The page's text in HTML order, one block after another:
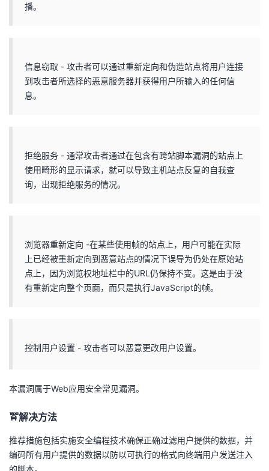
播。
信息窃取 - 攻击者可以通过重新定向和伪造站点将用户连接
到攻击者所选择的恶意服务器并获得用户所输入的任何信
息。
拒绝服务 - 通常攻击者通过在包含有跨站脚本漏洞的站点上
使用畸形的显示请求，就可以导致主机站点反复的自我查
询，出现拒绝服务的情况。
浏览器重新定向 -在某些使用帧的站点上，用户可能在实际
上已经被重新定向到恶意站点的情况下误导为仍处在原始站
点上，因为浏览权地址栏中的URL仍保持不变。这是由于没
有重新定向整个页面，而只是执行JavaScript的帧。
控制用户设置 - 攻击者可以恶意更改用户设置。
本漏洞属于Web应用安全常见漏洞。
🚖解决方法
推荐措施包括实施安全编程技术确保正确过滤用户提供的数据，并
编码所有用户提供的数据以防以可执行的格式向终端用户发送注入
的脚本。